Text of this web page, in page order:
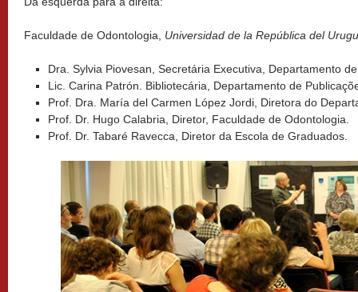
Faculdade de Odontologia, Universidad de la República del
Dra. Sylvia Piovesan, Secretária Executiva, Departamento
Lic. Carina Patrón. Bibliotecária, Departamento de
Prof. Dra. María del Carmen López Jordi, Diretora do
Prof. Dr. Hugo Calabria, Diretor, Faculdade de Odontologia.
Prof. Dr. Tabaré Ravecca, Diretor da Escola de Graduados.